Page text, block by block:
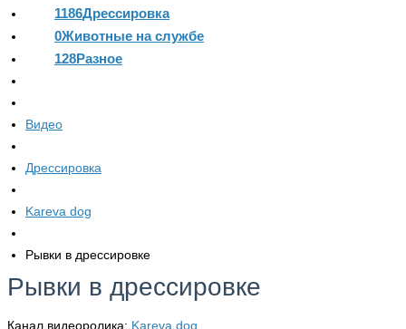
1186Дрессировка
0Животные на службе
128Разное
Видео
Дрессировка
Kareva dog
Рывки в дрессировке
Рывки в дрессировке
Канал видеоролика: Kareva dog